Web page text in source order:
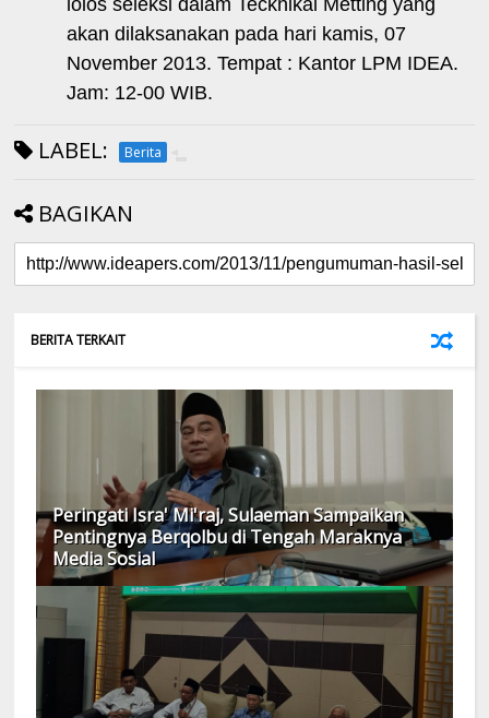
lolos seleksi dalam Tecknikal Metting yang
akan dilaksanakan pada hari kamis, 07
November 2013. Tempat : Kantor LPM IDEA.
Jam: 12-00 WIB.
LABEL: Berita
BAGIKAN
BERITA TERKAIT
Peringati Isra' Mi'raj, Sulaeman Sampaikan
Pentingnya Berqolbu di Tengah Maraknya
Media Sosial